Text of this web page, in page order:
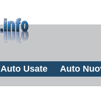
Auto Usate Auto